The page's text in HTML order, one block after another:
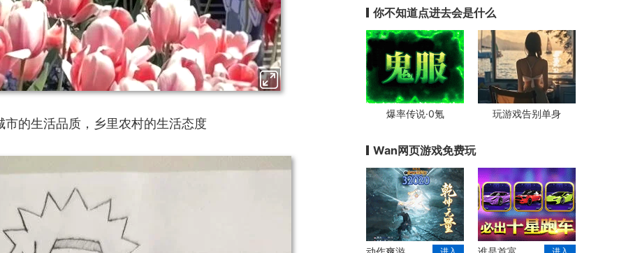
市的生活品质，乡里农村的生活态度
你不知道点进去会是什么
爆率传说·0氪 玩游戏告别单身
Wan网页游戏免费玩